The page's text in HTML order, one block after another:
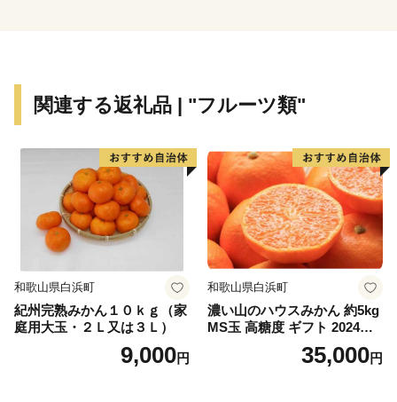
関連する返礼品 | "フルーツ類"
和歌山県白浜町
紀州完熟みかん１０ｋｇ（家
庭用大玉・２Ｌ又は３Ｌ）
9,000円
和歌山県白浜町
濃い山のハウスみかん 約5kg
MS玉 高糖度 ギフト 2024年7
35,000円